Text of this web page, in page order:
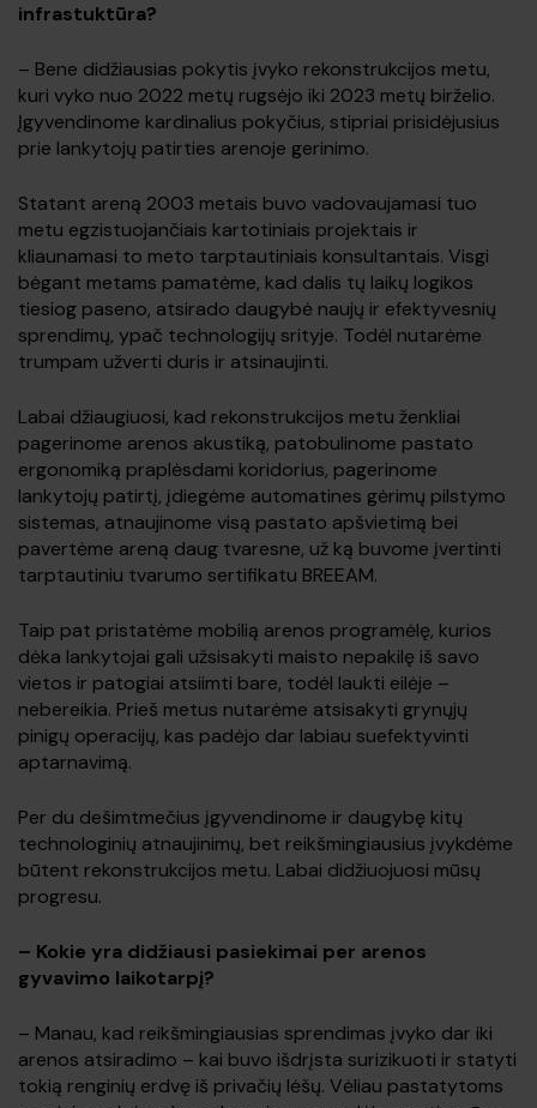
infrastuktūra?
– Bene didžiausias pokytis įvyko rekonstrukcijos metu,
kuri vyko nuo 2022 metų rugsėjo iki 2023 metų birželio.
Įgyvendinome kardinalius pokyčius, stipriai prisidėjusius
prie lankytojų patirties arenoje gerinimo.
Statant areną 2003 metais buvo vadovaujamasi tuo
metu egzistuojančiais kartotiniais projektais ir
kliaunamasi to meto tarptautiniais konsultantais. Visgi
bėgant metams pamatėme, kad dalis tų laikų logikos
tiesiog paseno, atsirado daugybė naujų ir efektyvesnių
sprendimų, ypač technologijų srityje. Todėl nutarėme
trumpam užverti duris ir atsinaujinti.
Labai džiaugiuosi, kad rekonstrukcijos metu ženkliai
pagerinome arenos akustiką, patobulinome pastato
ergonomiką praplėsdami koridorius, pagerinome
lankytojų patirtį, įdiegėme automatines gėrimų pilstymo
sistemas, atnaujinome visą pastato apšvietimą bei
pavertėme areną daug tvaresne, už ką buvome įvertinti
tarptautiniu tvarumo sertifikatu BREEAM.
Taip pat pristatėme mobilią arenos programėlę, kurios
dėka lankytojai gali užsisakyti maisto nepakilę iš savo
vietos ir patogiai atsiimti bare, todėl laukti eilėje –
nebereikia. Prieš metus nutarėme atsisakyti grynųjų
pinigų operacijų, kas padėjo dar labiau suefektyvinti
aptarnavimą.
Per du dešimtmečius įgyvendinome ir daugybę kitų
technologinių atnaujinimų, bet reikšmingiausius įvykdėme
būtent rekonstrukcijos metu. Labai didžiuojuosi mūsų
progresu.
– Kokie yra didžiausi pasiekimai per arenos
gyvavimo laikotarpį?
– Manau, kad reikšmingiausias sprendimas įvyko dar iki
arenos atsiradimo – kai buvo išdrįsta surizikuoti ir statyti
tokią renginių erdvę iš privačių lėšų. Vėliau pastatytoms